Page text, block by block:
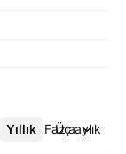
Yıllık Üç aylık
Daha Fazla